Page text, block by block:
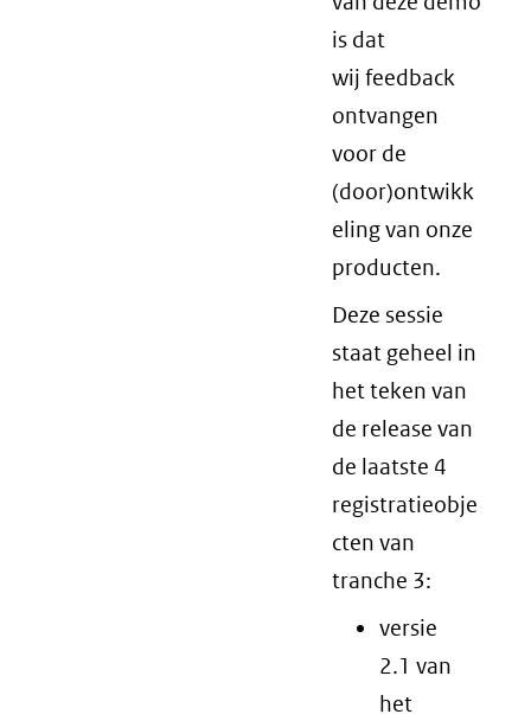
is dat
wij feedback
ontvangen
voor de
(door)ontwikk
eling van onze
producten.
Deze sessie
staat geheel in
het teken van
de release van
de laatste 4
registratieobje
cten van
tranche 3:
versie
2.1 van
het